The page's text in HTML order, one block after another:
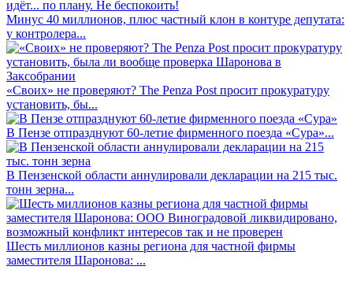
Минус 40 миллионов, плюс частный клон в контуре депутата:
у контролера...
«Своих» не проверяют? The Penza Post просит прокуратуру
установить, бы...
В Пензе отпразднуют 60-летие фирменного поезда «Сура»...
В Пензенской области аннулировали декларации на 215 тыс.
тонн зерна...
Шесть миллионов казны региона для частной фирмы
заместителя Шаронова: ...